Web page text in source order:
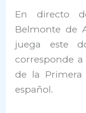
En directo
Belmonte de
juega este
corresponde
de la Primera
español.